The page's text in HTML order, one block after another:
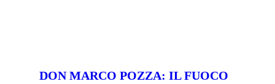
DON MARCO POZZA: IL FUOCO